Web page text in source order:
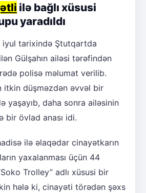
ilə bağlı xüsusi
yaradıldı
iyul tarixində Ştutqartda
Gülşahın ailəsi tərəfindən
polisə məlumat verilib.
itkin düşməzdən əvvəl bir
yaşayıb, daha sonra ailəsinin
bir övlad anası idi.
ilə əlaqədar cinayətkarın
yaxalanması üçün 44
Trolley” adlı xüsusi bir
hələ ki, cinayəti törədən şəxs